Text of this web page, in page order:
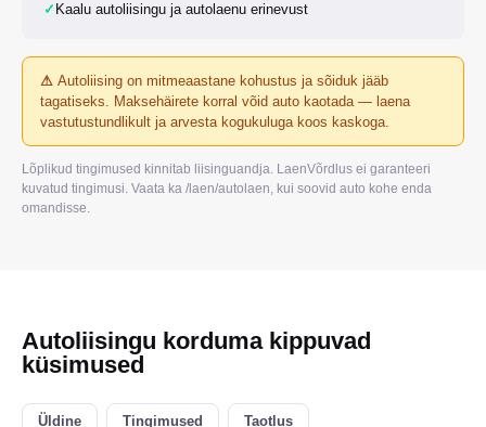
✓ Kaalu autoliisingu ja autolaenu erinevust
⚠ Autoliising on mitmeaastane kohustus ja sõiduk jääb
tagatiseks. Maksehäirete korral võid auto kaotada — laena
vastutustundlikult ja arvesta kogukuluga koos kaskoga.
Lõplikud tingimused kinnitab liisinguandja. LaenVõrdlus ei garanteeri
kuvatud tingimusi. Vaata ka /laen/autolaen, kui soovid auto kohe enda
omandisse.
Autoliisingu korduma kippuvad
küsimused
Üldine Tingimused Taotlus